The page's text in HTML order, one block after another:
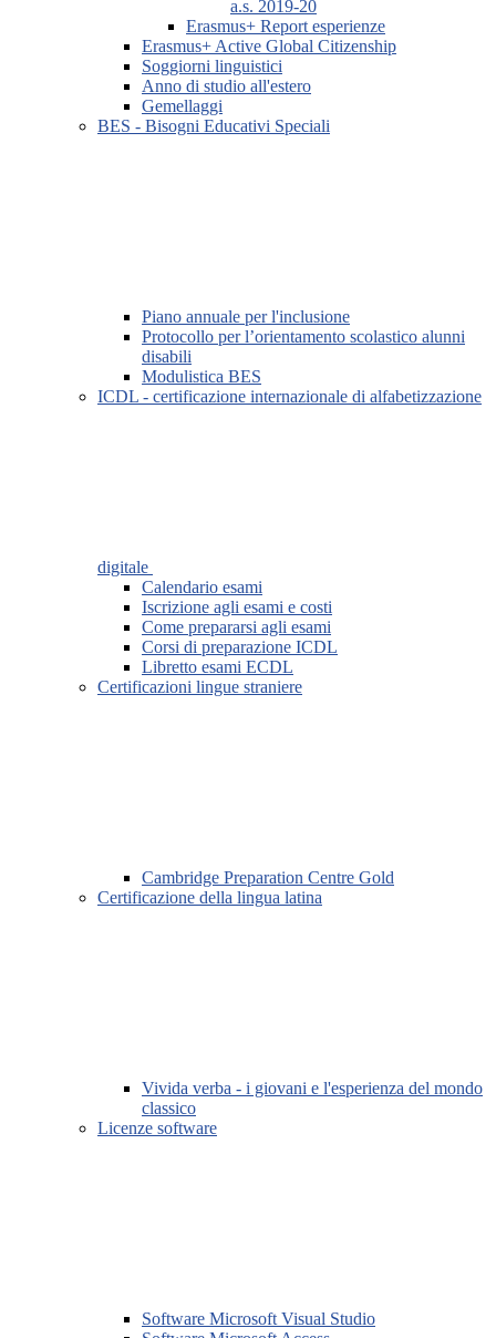
a.s. 2019-20
Erasmus+ Report esperienze
Erasmus+ Active Global Citizenship
Soggiorni linguistici
Anno di studio all'estero
Gemellaggi
BES - Bisogni Educativi Speciali
Piano annuale per l'inclusione
Protocollo per l’orientamento scolastico alunni
disabili
Modulistica BES
ICDL - certificazione internazionale di alfabetizzazione
digitale
Calendario esami
Iscrizione agli esami e costi
Come prepararsi agli esami
Corsi di preparazione ICDL
Libretto esami ECDL
Certificazioni lingue straniere
Cambridge Preparation Centre Gold
Certificazione della lingua latina
Vivida verba - i giovani e l'esperienza del mondo
classico
Licenze software
Software Microsoft Visual Studio